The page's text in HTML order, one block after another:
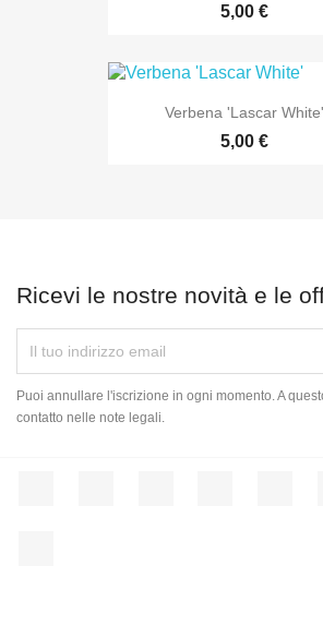
5,00 €
Verbena 'Lascar White'
5,00 €
Ricevi le nostre novità e le
Puoi annullare l'iscrizione in ogni momento. A
contatto nelle note legali.